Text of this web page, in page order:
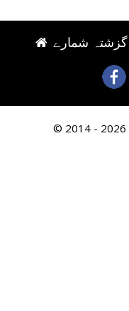
گزشتہ شمارے